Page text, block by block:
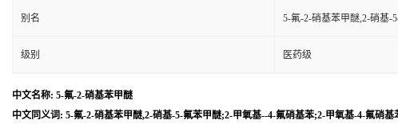
别名 5-氟-2-硝基苯甲醚,2-硝基-
级别 医药级
中文名称: 5-氟-2-硝基苯甲醚
中文同义词: 5-氟-2-硝基苯甲醚,2-硝基-5-氟苯甲醚;2-甲氧基--4-氟硝基苯;2-甲氧基-4-氟硝